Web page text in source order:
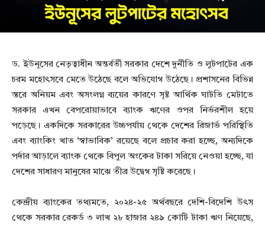
ড. ইউনূসের নেতৃত্বাধীন অন্তর্বর্তী সরকার দেশে দুর্নীতি ও লুটপাটের এক
চরম মহোৎসবে মেতে উঠেছে বলে অভিযোগ উঠেছে। প্রশাসনের বিভিন্ন
স্তরে অনিয়ম এবং অসংলগ্ন ব্যয়ের কারণে সৃষ্ট আর্থিক ঘাটতি মেটাতে
সরকার এখন বেপরোয়াভাবে ব্যাংক ঋণের ওপর নির্ভরশীল হয়ে
পড়েছে। একদিকে সরকারের উচ্চপর্যায় থেকে দেশের রিজার্ভ পরিস্থিতি
এবং ব্যাংকিং খাত ‘স্বাভাবিক’ রয়েছে বলে প্রচার করা হচ্ছে, অন্যদিকে
পর্দার আড়ালে ব্যাংক থেকে বিপুল অংকের টাকা সরিয়ে নেওয়া হচ্ছে, যা
দেশের সাধারণ মানুষের মাঝে তীব্র উদ্বেগ সৃষ্টি করেছে।
কেন্দ্রীয় ব্যাংকের তথ্যমতে, ২০২৪-২৫ অর্থবছরে দেশি-বিদেশি উৎস
থেকে সরকার রেকর্ড ৩ লাখ ২৮ হাজার ২৪৯ কোটি টাকা ঋণ নিয়েছে,